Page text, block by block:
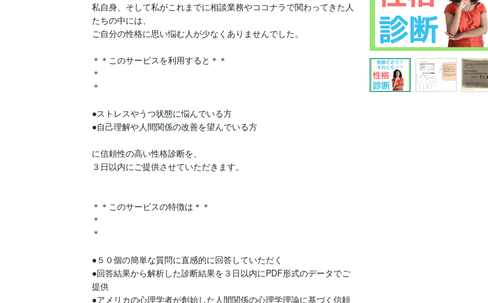
私自身、そして私がこれまでに相談業務やココナラで関わってきた人
たちの中には、
ご自分の性格に思い悩む人が少なくありませんでした。
＊＊このサービスを利用すると＊＊
＊
＊
●ストレスやうつ状態に悩んでいる方
●自己理解や人間関係の改善を望んでいる方
に信頼性の高い性格診断を、
３日以内にご提供させていただきます。
＊＊このサービスの特徴は＊＊
＊
＊
●５０個の簡単な質問に直感的に回答していただく
●回答結果から解析した診断結果を３日以内にPDF形式のデータでご
提供
●アメリカの心理学者が創始した人間関係の心理学理論に基づく信頼